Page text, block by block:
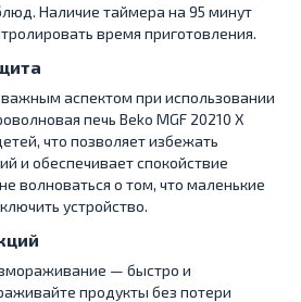
Наличие таймера на 95 минут
время приготовления.
важным аспектом при использовании
печь Beko MGF 20210 X
что позволяет избежать
и обеспечивает спокойствие
волноваться о том, что маленькие
устройство.
— быстро и
продукты без потери